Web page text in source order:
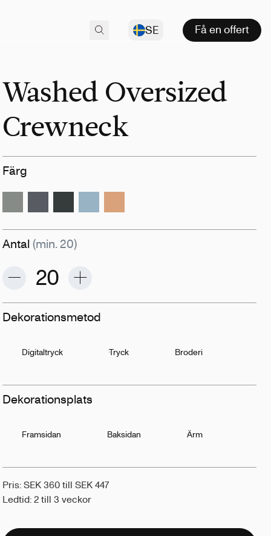
SE Få en offert
Washed Oversized
Crewneck
Färg
Antal (min. 20)
Dekorationsmetod
Digitaltryck Tryck Broderi
Dekorationsplats
Framsidan Baksidan Ärm
Pris: SEK 360 till SEK 447
Ledtid: 2 till 3 veckor